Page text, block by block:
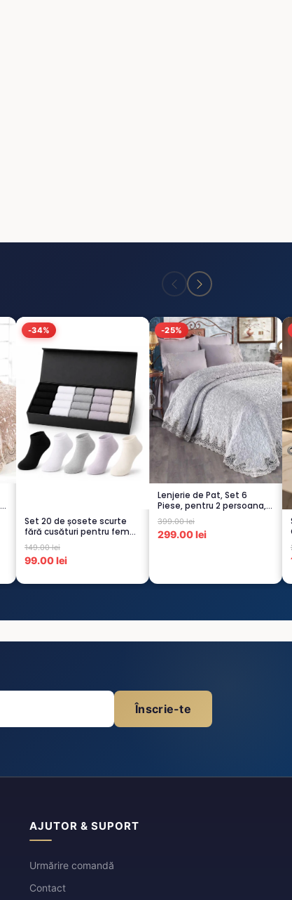
-34%
Set 20 de șosete scurte
fără cusături pentru femei
– 5...
149.00 lei
99.00 lei
-25%
Lenjerie de Pat, Set 6
Piese, pentru 2 persoana,
GRI -1...
399.00 lei
299.00 lei
Înscrie-te
AJUTOR & SUPORT
Urmărire comandă
Contact